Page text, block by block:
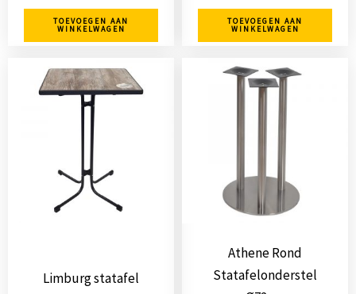
TOEVOEGEN AAN
WINKELWAGEN
TOEVOEGEN AAN
WINKELWAGEN
Limburg statafel
Dit
product
heeft
meerdere
variaties.
Deze
optie
worden
op
Athene Rond
Statafelonderstel